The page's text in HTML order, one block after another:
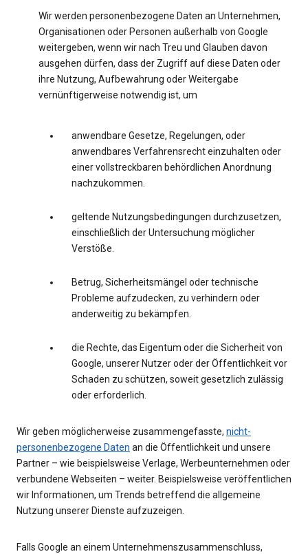
Wir werden personenbezogene Daten an Unternehmen,
Organisationen oder Personen außerhalb von Google
weitergeben, wenn wir nach Treu und Glauben davon
ausgehen dürfen, dass der Zugriff auf diese Daten oder
ihre Nutzung, Aufbewahrung oder Weitergabe
vernünftigerweise notwendig ist, um
anwendbare Gesetze, Regelungen, oder
anwendbares Verfahrensrecht einzuhalten oder
einer vollstreckbaren behördlichen Anordnung
nachzukommen.
geltende Nutzungsbedingungen durchzusetzen,
einschließlich der Untersuchung möglicher
Verstöße.
Betrug, Sicherheitsmängel oder technische
Probleme aufzudecken, zu verhindern oder
anderweitig zu bekämpfen.
die Rechte, das Eigentum oder die Sicherheit von
Google, unserer Nutzer oder der Öffentlichkeit vor
Schaden zu schützen, soweit gesetzlich zulässig
oder erforderlich.
Wir geben möglicherweise zusammengefasste, nicht-
personenbezogene Daten an die Öffentlichkeit und unsere
Partner – wie beispielsweise Verlage, Werbeunternehmen oder
verbundene Webseiten – weiter. Beispielsweise veröffentlichen
wir Informationen, um Trends betreffend die allgemeine
Nutzung unserer Dienste aufzuzeigen.
Falls Google an einem Unternehmenszusammenschluss,